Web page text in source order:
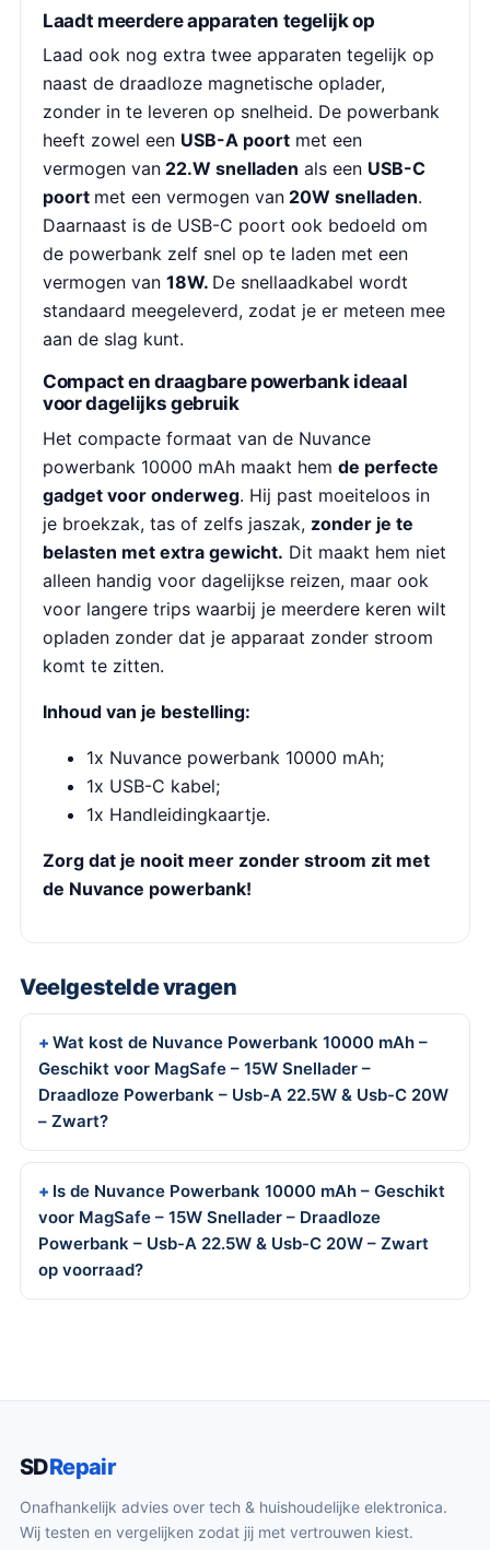
Laadt meerdere apparaten tegelijk op
Laad ook nog extra twee apparaten tegelijk op
naast de draadloze magnetische oplader,
zonder in te leveren op snelheid. De powerbank
heeft zowel een USB-A poort met een
vermogen van 22.W snelladen als een USB-C
poort met een vermogen van 20W snelladen.
Daarnaast is de USB-C poort ook bedoeld om
de powerbank zelf snel op te laden met een
vermogen van 18W. De snellaadkabel wordt
standaard meegeleverd, zodat je er meteen mee
aan de slag kunt.
Compact en draagbare powerbank ideaal
voor dagelijks gebruik
Het compacte formaat van de Nuvance
powerbank 10000 mAh maakt hem de perfecte
gadget voor onderweg. Hij past moeiteloos in
je broekzak, tas of zelfs jaszak, zonder je te
belasten met extra gewicht. Dit maakt hem niet
alleen handig voor dagelijkse reizen, maar ook
voor langere trips waarbij je meerdere keren wilt
opladen zonder dat je apparaat zonder stroom
komt te zitten.
Inhoud van je bestelling:
1x Nuvance powerbank 10000 mAh;
1x USB-C kabel;
1x Handleidingkaartje.
Zorg dat je nooit meer zonder stroom zit met
de Nuvance powerbank!
Veelgestelde vragen
Wat kost de Nuvance Powerbank 10000 mAh –
Geschikt voor MagSafe – 15W Snellader –
Draadloze Powerbank – Usb-A 22.5W & Usb-C 20W
– Zwart?
Is de Nuvance Powerbank 10000 mAh – Geschikt
voor MagSafe – 15W Snellader – Draadloze
Powerbank – Usb-A 22.5W & Usb-C 20W – Zwart
op voorraad?
SDRepair
Onafhankelijk advies over tech & huishoudelijke elektronica.
Wij testen en vergelijken zodat jij met vertrouwen kiest.